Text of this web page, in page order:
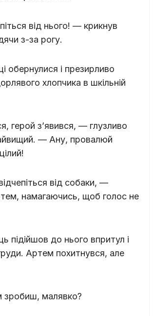
від нього! — крикнув
з-за рогу.
обернулися і презирливо
хлопчика в шкільній
герой з’явився, — глузливо
— Ану, провалюй
від собаки, —
намагаючись, щоб голос не
підійшов до нього впритул і
Артем похитнувся, але
малявко?